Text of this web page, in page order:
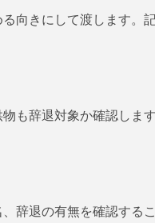
向きにして渡します。
も辞退対象か確認します
辞退の有無を確認する